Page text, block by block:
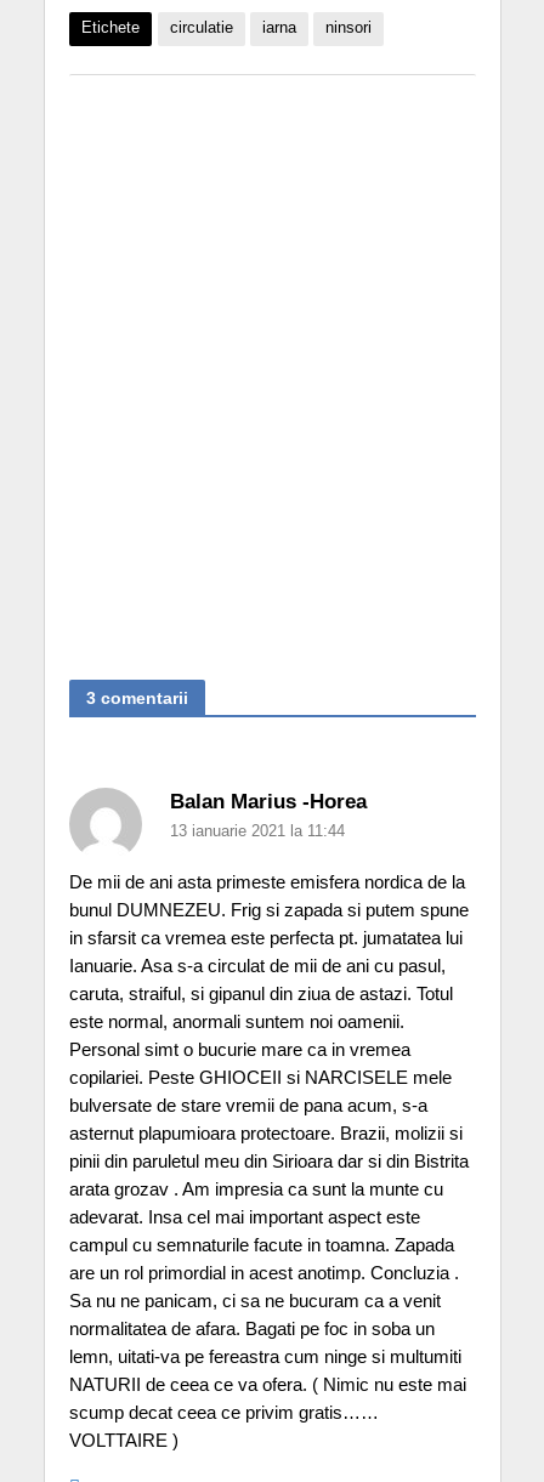
Etichete circulatie iarna ninsori
3 comentarii
Balan Marius -Horea
13 ianuarie 2021 la 11:44
De mii de ani asta primeste emisfera nordica de la
bunul DUMNEZEU. Frig si zapada si putem spune
in sfarsit ca vremea este perfecta pt. jumatatea lui
Ianuarie. Asa s-a circulat de mii de ani cu pasul,
caruta, straiful, si gipanul din ziua de astazi. Totul
este normal, anormali suntem noi oamenii.
Personal simt o bucurie mare ca in vremea
copilariei. Peste GHIOCEII si NARCISELE mele
bulversate de stare vremii de pana acum, s-a
asternut plapumioara protectoare. Brazii, molizii si
pinii din paruletul meu din Sirioara dar si din Bistrita
arata grozav . Am impresia ca sunt la munte cu
adevarat. Insa cel mai important aspect este
campul cu semnaturile facute in toamna. Zapada
are un rol primordial in acest anotimp. Concluzia .
Sa nu ne panicam, ci sa ne bucuram ca a venit
normalitatea de afara. Bagati pe foc in soba un
lemn, uitati-va pe fereastra cum ninge si multumiti
NATURII de ceea ce va ofera. ( Nimic nu este mai
scump decat ceea ce privim gratis……
VOLTTAIRE )